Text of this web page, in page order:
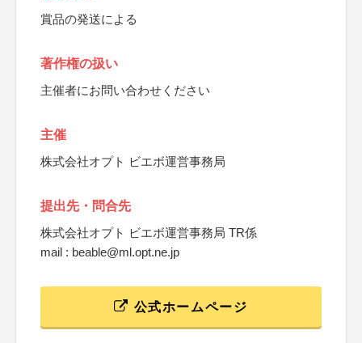
賞品の発送による
著作権の扱い
主催者にお問い合わせください
主催
株式会社オプト ビエボ運営事務局
提出先・問合先
株式会社オプト ビエボ運営事務局 TR係
mail : beable@ml.opt.ne.jp
公式ホームページ